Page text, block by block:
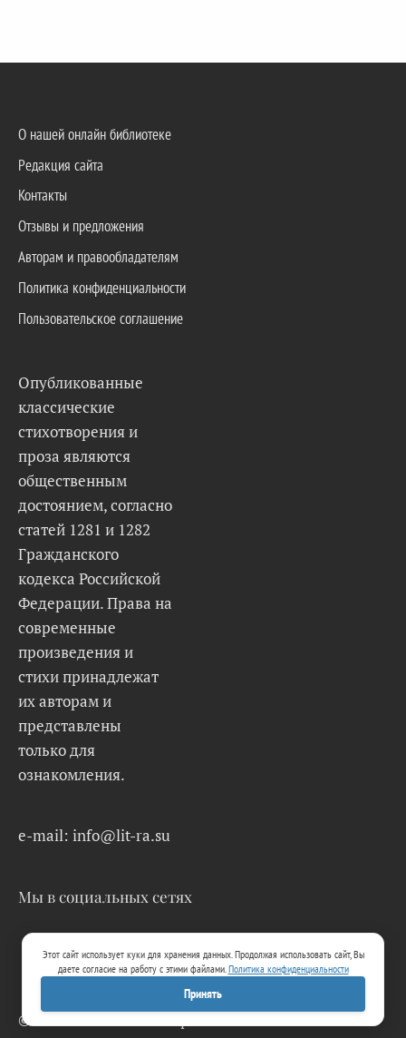
О нашей онлайн библиотеке
Редакция сайта
Контакты
Отзывы и предложения
Авторам и правообладателям
Политика конфиденциальности
Пользовательское соглашение
Опубликованные
классические
стихотворения и
проза являются
общественным
достоянием, согласно
статей 1281 и 1282
Гражданского
кодекса Российской
Федерации. Права на
современные
произведения и
стихи принадлежат
их авторам и
представлены
только для
ознакомления.
e-mail: info@lit-ra.su
Мы в социальных сетях
© 2026 Lit-Ra.su. Электронная библиотека.
Этот сайт использует куки для хранения данных. Продолжая использовать сайт, Вы
даете согласие на работу с этими файлами.Политика конфиденциальности
Принять